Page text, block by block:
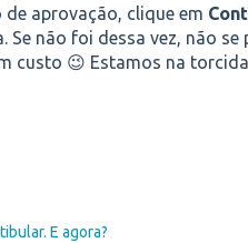
de aprovação, clique em
Se não foi dessa vez, não se
custo 😉 Estamos na
E agora?